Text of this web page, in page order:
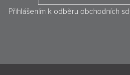
Přihlášením k odběru obchodních